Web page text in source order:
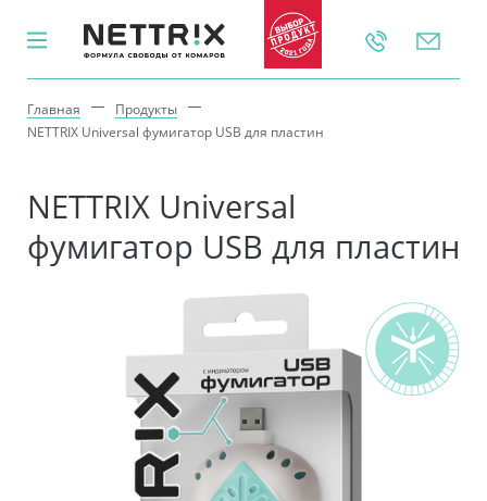
Каталог
От клещей
ПРИНЦИП ДЕЙСТВИЯ
Репелленты
(от комаров в воздухе)
Главная
Продукты
NETTRIX Universal фумигатор USB для пластин
NETTRIX Universal
фумигатор USB для пластин